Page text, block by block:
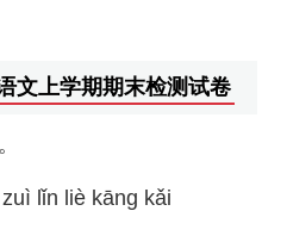
文上学期期末检测试卷
lǐn liè kāng kǎi